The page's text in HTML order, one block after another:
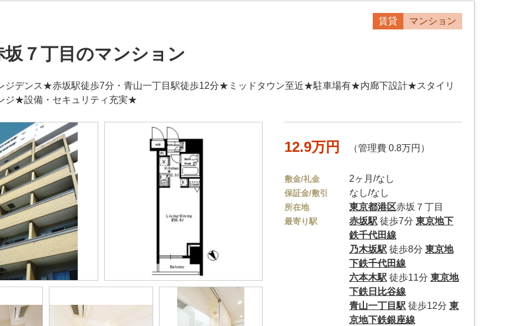
賃貸 マンション
坂７丁目のマンション
ジデンス★赤坂駅徒歩7分・青山一丁目駅徒歩12分★ミッドタウン至近★駐車場有★内廊下設計★スタイリ
ジ★設備・セキュリティ充実★
12.9万円 （管理費 0.8万円）
敷金/礼金 2ヶ月/なし
保証金/敷引 なし/なし
所在地 東京都港区赤坂７丁目
最寄り駅 赤坂駅 徒歩7分東京地下
鉄千代田線
乃木坂駅 徒歩8分東京地
下鉄千代田線
六本木駅 徒歩11分東京地
下鉄日比谷線
青山一丁目駅 徒歩12分東
京地下鉄銀座線